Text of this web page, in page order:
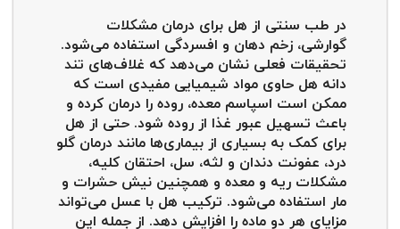
در طب سنتی از هل برای درمان مشکلات
گوارشی، زخم دهان و افسردگی استفاده می‌شود.
تحقیقات فعلی نشان می‌دهد که غلاف‌های تند
دانه هل حاوی مواد شیمیایی مفیدی است که
ممکن است اسپاسم معده، روده را درمان کرده و
باعث تسهیل عبور غذا از روده شود. حتی از هل
برای کمک به بسیاری از بیماری‌ها مانند درمان گلو
درد، عفونت دندان و لثه، سل، احتقان کلیه،
مشکلات ریه و معده و همچنین نیش حشرات و
مار استفاده می‌شود. ترکیب هل با عسل می‌تواند
مزایای هر دو ماده را افزایش دهد. از جمله این